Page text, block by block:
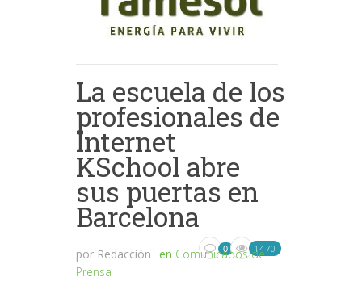
La escuela de los
profesionales de
Internet
KSchool abre
sus puertas en
Barcelona
por Redacción en Comunicados de
Prensa
0 1470